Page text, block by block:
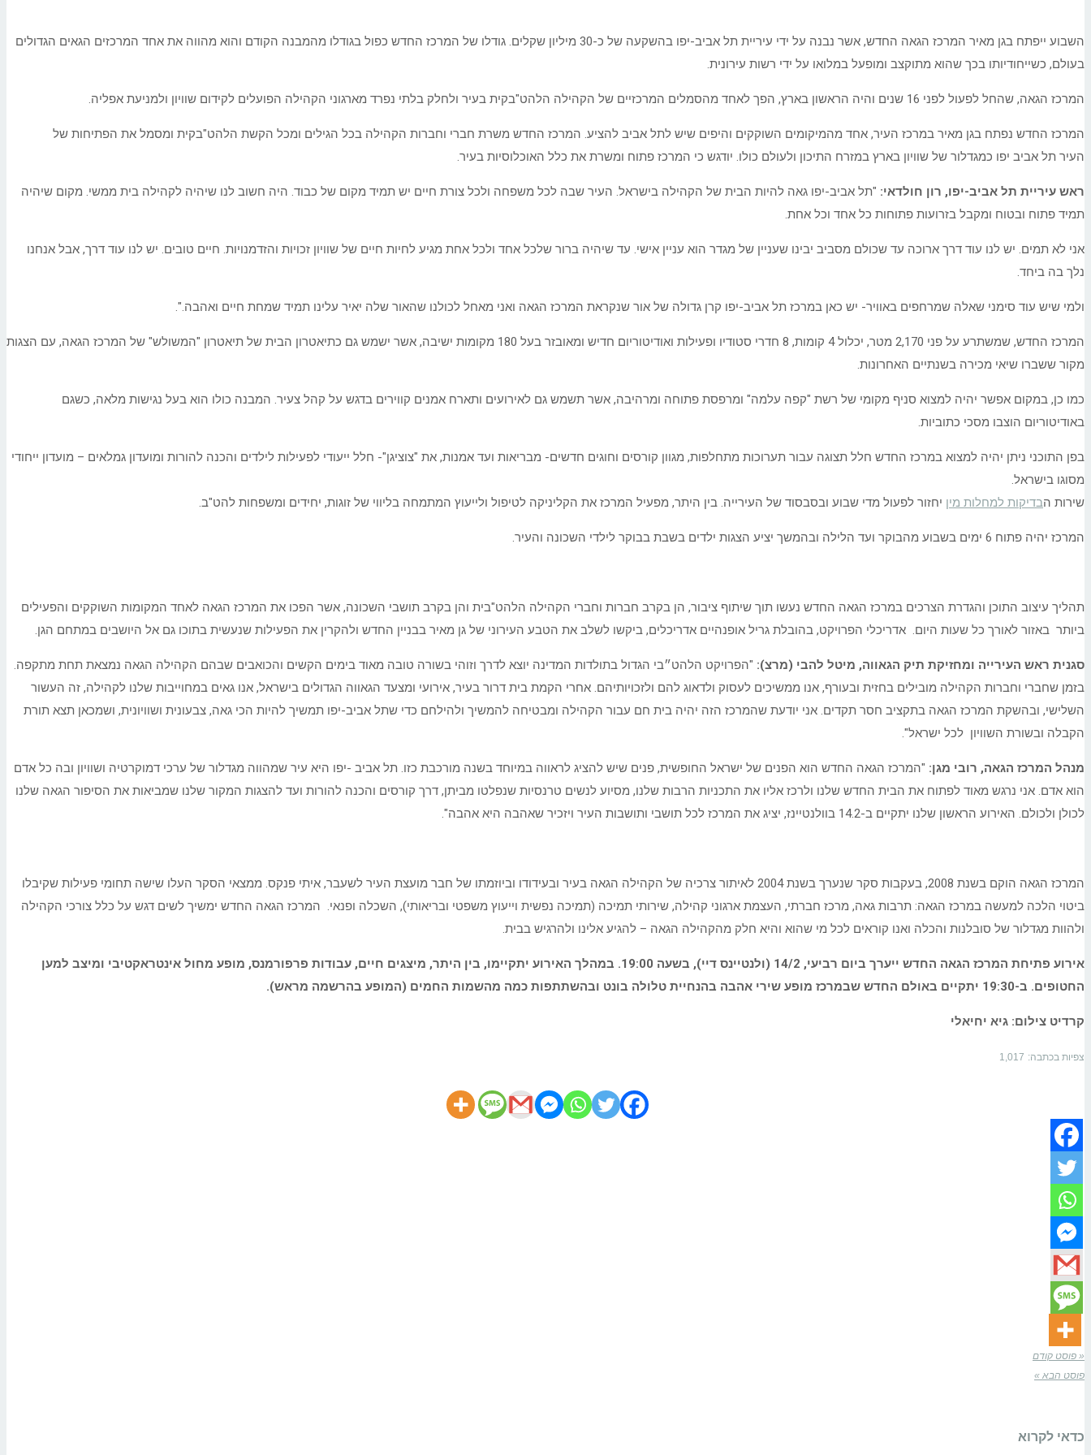
השבוע ייפתח בגן מאיר המרכז הגאה החדש, אשר נבנה על ידי עיריית תל אביב-יפו בהשקעה של כ-30 מיליון שקלים. גודלו של המרכז החדש כפול בגודלו מהמבנה הקודם והוא מהווה את אחד המרכזים הגאים הגדולים
בעולם, כשייחודיותו בכך שהוא מתוקצב ומופעל במלואו על ידי רשות עירונית.
המרכז הגאה, שהחל לפעול לפני 16 שנים והיה הראשון בארץ, הפך לאחד מהסמלים המרכזיים של הקהילה הלהט"בקית בעיר ולחלק בלתי נפרד מארגוני הקהילה הפועלים לקידום שוויון ולמניעת אפליה.
המרכז החדש נפתח בגן מאיר במרכז העיר, אחד מהמיקומים השוקקים והיפים שיש לתל אביב להציע. המרכז החדש משרת חברי וחברות הקהילה בכל הגילים ומכל הקשת הלהט"בקית ומסמל את הפתיחות של
העיר תל אביב יפו כמגדלור של שוויון בארץ במזרח התיכון ולעולם כולו. יודגש כי המרכז פתוח ומשרת את כלל האוכלוסיות בעיר.
ראש עיריית תל אביב-יפו, רון חולדאי: "תל אביב-יפו גאה להיות הבית של הקהילה בישראל. העיר שבה לכל משפחה ולכל צורת חיים יש תמיד מקום של כבוד. היה חשוב לנו שיהיה לקהילה בית ממשי. מקום שיהיה
תמיד פתוח ובטוח ומקבל בזרועות פתוחות כל אחד וכל אחת.
אני לא תמים. יש לנו עוד דרך ארוכה עד שכולם מסביב יבינו שעניין של מגדר הוא עניין אישי. עד שיהיה ברור שלכל אחד ולכל אחת מגיע לחיות חיים של שוויון זכויות והזדמנויות. חיים טובים. יש לנו עוד דרך, אבל אנחנו
נלך בה ביחד.
ולמי שיש עוד סימני שאלה שמרחפים באוויר- יש כאן במרכז תל אביב-יפו קרן גדולה של אור שנקראת המרכז הגאה ואני מאחל לכולנו שהאור שלה יאיר עלינו תמיד שמחת חיים ואהבה.".
המרכז החדש, שמשתרע על פני 2,170 מטר, יכלול 4 קומות, 8 חדרי סטודיו ופעילות ואודיטוריום חדיש ומאובזר בעל 180 מקומות ישיבה, אשר ישמש גם כתיאטרון הבית של תיאטרון "המשולש" של המרכז הגאה, עם הצגות
מקור ששברו שיאי מכירה בשנתיים האחרונות.
כמו כן, במקום אפשר יהיה למצוא סניף מקומי של רשת "קפה עלמה" ומרפסת פתוחה ומרהיבה, אשר תשמש גם לאירועים ותארח אמנים קווירים בדגש על קהל צעיר. המבנה כולו הוא בעל נגישות מלאה, כשגם
באודיטוריום הוצבו מסכי כתוביות.
בפן התוכני ניתן יהיה למצוא במרכז החדש חלל תצוגה עבור תערוכות מתחלפות, מגוון קורסים וחוגים חדשים- מבריאות ועד אמנות, את "צוציגן"- חלל ייעודי לפעילות לילדים והכנה להורות ומועדון גמלאים – מועדון ייחודי
מסוגו בישראל.
שירות הבדיקות למחלות מין יחזור לפעול מדי שבוע ובסבסוד של העירייה. בין היתר, מפעיל המרכז את הקליניקה לטיפול ולייעוץ המתמחה בליווי של זוגות, יחידים ומשפחות להט"ב.
המרכז יהיה פתוח 6 ימים בשבוע מהבוקר ועד הלילה ובהמשך יציע הצגות ילדים בשבת בבוקר לילדי השכונה והעיר.
תהליך עיצוב התוכן והגדרת הצרכים במרכז הגאה החדש נעשו תוך שיתוף ציבור, הן בקרב חברות וחברי הקהילה הלהט"בית והן בקרב תושבי השכונה, אשר הפכו את המרכז הגאה לאחד המקומות השוקקים והפעילים
ביותר באזור לאורך כל שעות היום. אדריכלי הפרויקט, בהובלת גריל אופנהיים אדריכלים, ביקשו לשלב את הטבע העירוני של גן מאיר בבניין החדש ולהקרין את הפעילות שנעשית בתוכו גם אל היושבים במתחם הגן.
סגנית ראש העירייה ומחזיקת תיק הגאווה, מיטל להבי (מרצ): "הפרויקט הלהט״בי הגדול בתולדות המדינה יוצא לדרך וזוהי בשורה טובה מאוד בימים הקשים והכואבים שבהם הקהילה הגאה נמצאת תחת מתקפה.
בזמן שחברי וחברות הקהילה מובילים בחזית ובעורף, אנו ממשיכים לעסוק ולדאוג להם ולזכויותיהם. אחרי הקמת בית דרור בעיר, אירועי ומצעד הגאווה הגדולים בישראל, אנו גאים במחוייבות שלנו לקהילה, זה העשור
השלישי, ובהשקת המרכז הגאה בתקציב חסר תקדים. אני יודעת שהמרכז הזה יהיה בית חם עבור הקהילה ומבטיחה להמשיך ולהילחם כדי שתל אביב-יפו תמשיך להיות הכי גאה, צבעונית ושוויונית, ושמכאן תצא תורת
הקבלה ובשורת השוויון לכל ישראל".
מנהל המרכז הגאה, רובי מגן: "המרכז הגאה החדש הוא הפנים של ישראל החופשית, פנים שיש להציג לראווה במיוחד בשנה מורכבת כזו. תל אביב -יפו היא עיר שמהווה מגדלור של ערכי דמוקרטיה ושוויון ובה כל אדם
הוא אדם. אני נרגש מאוד לפתוח את הבית החדש שלנו ולרכז אליו את התכניות הרבות שלנו, מסיוע לנשים טרנסיות שנפלטו מביתן, דרך קורסים והכנה להורות ועד להצגות המקור שלנו שמביאות את הסיפור הגאה שלנו
לכולן ולכולם. האירוע הראשון שלנו יתקיים ב-14.2 בוולנטיינז, יציג את המרכז לכל תושבי ותושבות העיר ויזכיר שאהבה היא אהבה".
המרכז הגאה הוקם בשנת 2008, בעקבות סקר שנערך בשנת 2004 לאיתור צרכיה של הקהילה הגאה בעיר ובעידודו וביוזמתו של חבר מועצת העיר לשעבר, איתי פנקס. ממצאי הסקר העלו שישה תחומי פעילות שקיבלו
ביטוי הלכה למעשה במרכז הגאה: תרבות גאה, מרכז חברתי, העצמת ארגוני קהילה, שירותי תמיכה (תמיכה נפשית וייעוץ משפטי ובריאותי), השכלה ופנאי. המרכז הגאה החדש ימשיך לשים דגש על כלל צורכי הקהילה
ולהוות מגדלור של סובלנות והכלה ואנו קוראים לכל מי שהוא והיא חלק מהקהילה הגאה – להגיע אלינו ולהרגיש בבית.
אירוע פתיחת המרכז הגאה החדש ייערך ביום רביעי, 14/2 (ולנטיינס דיי), בשעה 19:00. במהלך האירוע יתקיימו, בין היתר, מיצגים חיים, עבודות פרפורמנס, מופע מחול אינטראקטיבי ומיצב למען
החטופים. ב-19:30 יתקיים באולם החדש שבמרכז מופע שירי אהבה בהנחיית טלולה בונט ובהשתתפות כמה מהשמות החמים (המופע בהרשמה מראש).
קרדיט צילום: גיא יחיאלי
צפיות בכתבה: 1,017
« פוסט קודם
פוסט הבא »
כדאי לקרוא